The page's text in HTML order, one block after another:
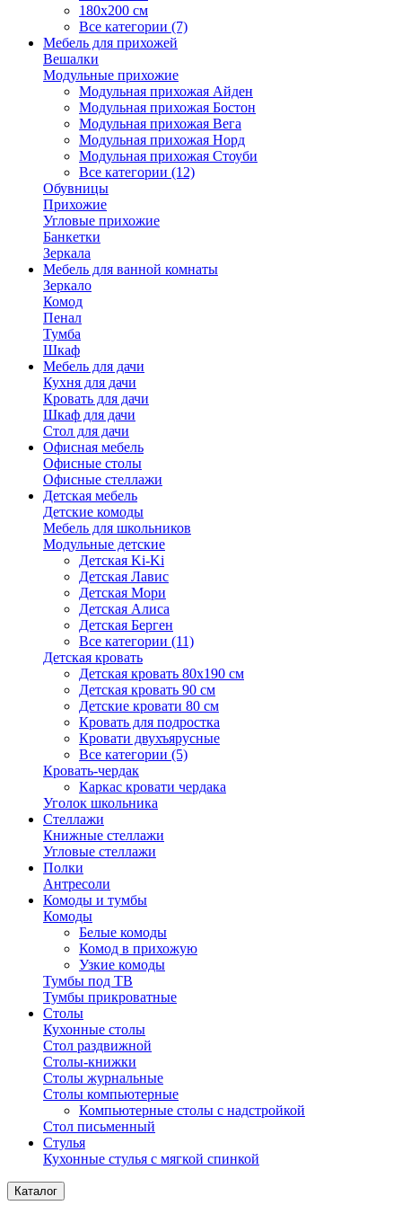
180х200 см
Все категории (7)
Мебель для прихожей
Вешалки
Модульные прихожие
Модульная прихожая Айден
Модульная прихожая Бостон
Модульная прихожая Вега
Модульная прихожая Норд
Модульная прихожая Стоуби
Все категории (12)
Обувницы
Прихожие
Угловые прихожие
Банкетки
Зеркала
Мебель для ванной комнаты
Зеркало
Комод
Пенал
Тумба
Шкаф
Мебель для дачи
Кухня для дачи
Кровать для дачи
Шкаф для дачи
Стол для дачи
Офисная мебель
Офисные столы
Офисные стеллажи
Детская мебель
Детские комоды
Мебель для школьников
Модульные детские
Детская Ki-Ki
Детская Лавис
Детская Мори
Детская Алиса
Детская Берген
Все категории (11)
Детская кровать
Детская кровать 80х190 см
Детская кровать 90 см
Детские кровати 80 см
Кровать для подростка
Кровати двухъярусные
Все категории (5)
Кровать-чердак
Каркас кровати чердака
Уголок школьника
Стеллажи
Книжные стеллажи
Угловые стеллажи
Полки
Антресоли
Комоды и тумбы
Комоды
Белые комоды
Комод в прихожую
Узкие комоды
Тумбы под ТВ
Тумбы прикроватные
Столы
Кухонные столы
Стол раздвижной
Столы-книжки
Столы журнальные
Столы компьютерные
Компьютерные столы с надстройкой
Стол письменный
Стулья
Кухонные стулья с мягкой спинкой
Каталог